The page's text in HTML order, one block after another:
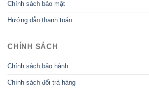
Chính sách bảo mật
Hướng dẫn thanh toán
CHÍNH SÁCH
Chính sách bảo hành
Chính sách đổi trả hàng